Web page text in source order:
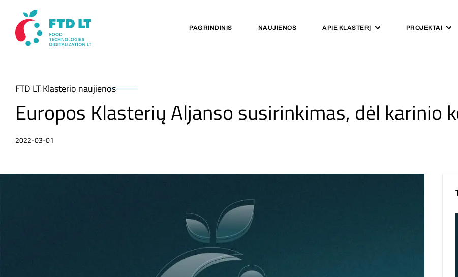
PAGRINDINIS NAUJIENOS APIE KLASTERĮ PROJEKTAI
FTD LT Klasterio naujienos
Europos Klasterių Aljanso susirinkimas, dėl karinio
2022-03-01